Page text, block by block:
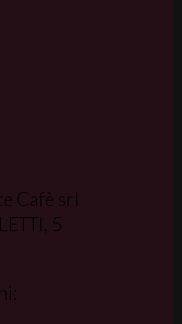
Cafè srl
5